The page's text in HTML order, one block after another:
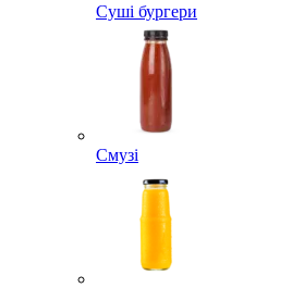
Суші бургери
Смузі